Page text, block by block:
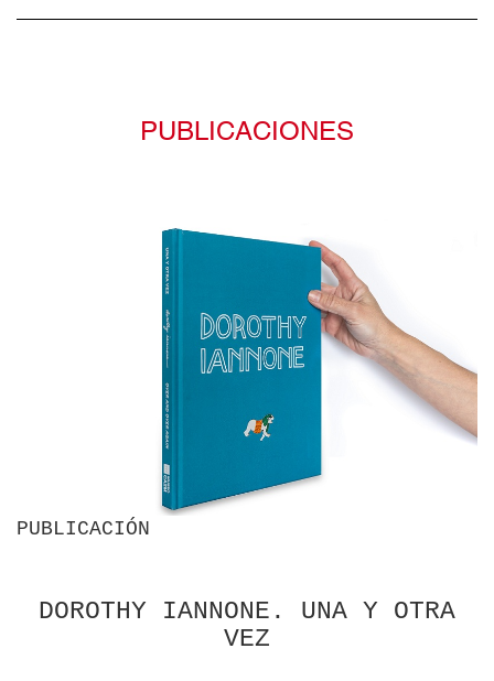
PUBLICACIONES
PUBLICACIÓN
DOROTHY IANNONE. UNA Y OTRA
VEZ